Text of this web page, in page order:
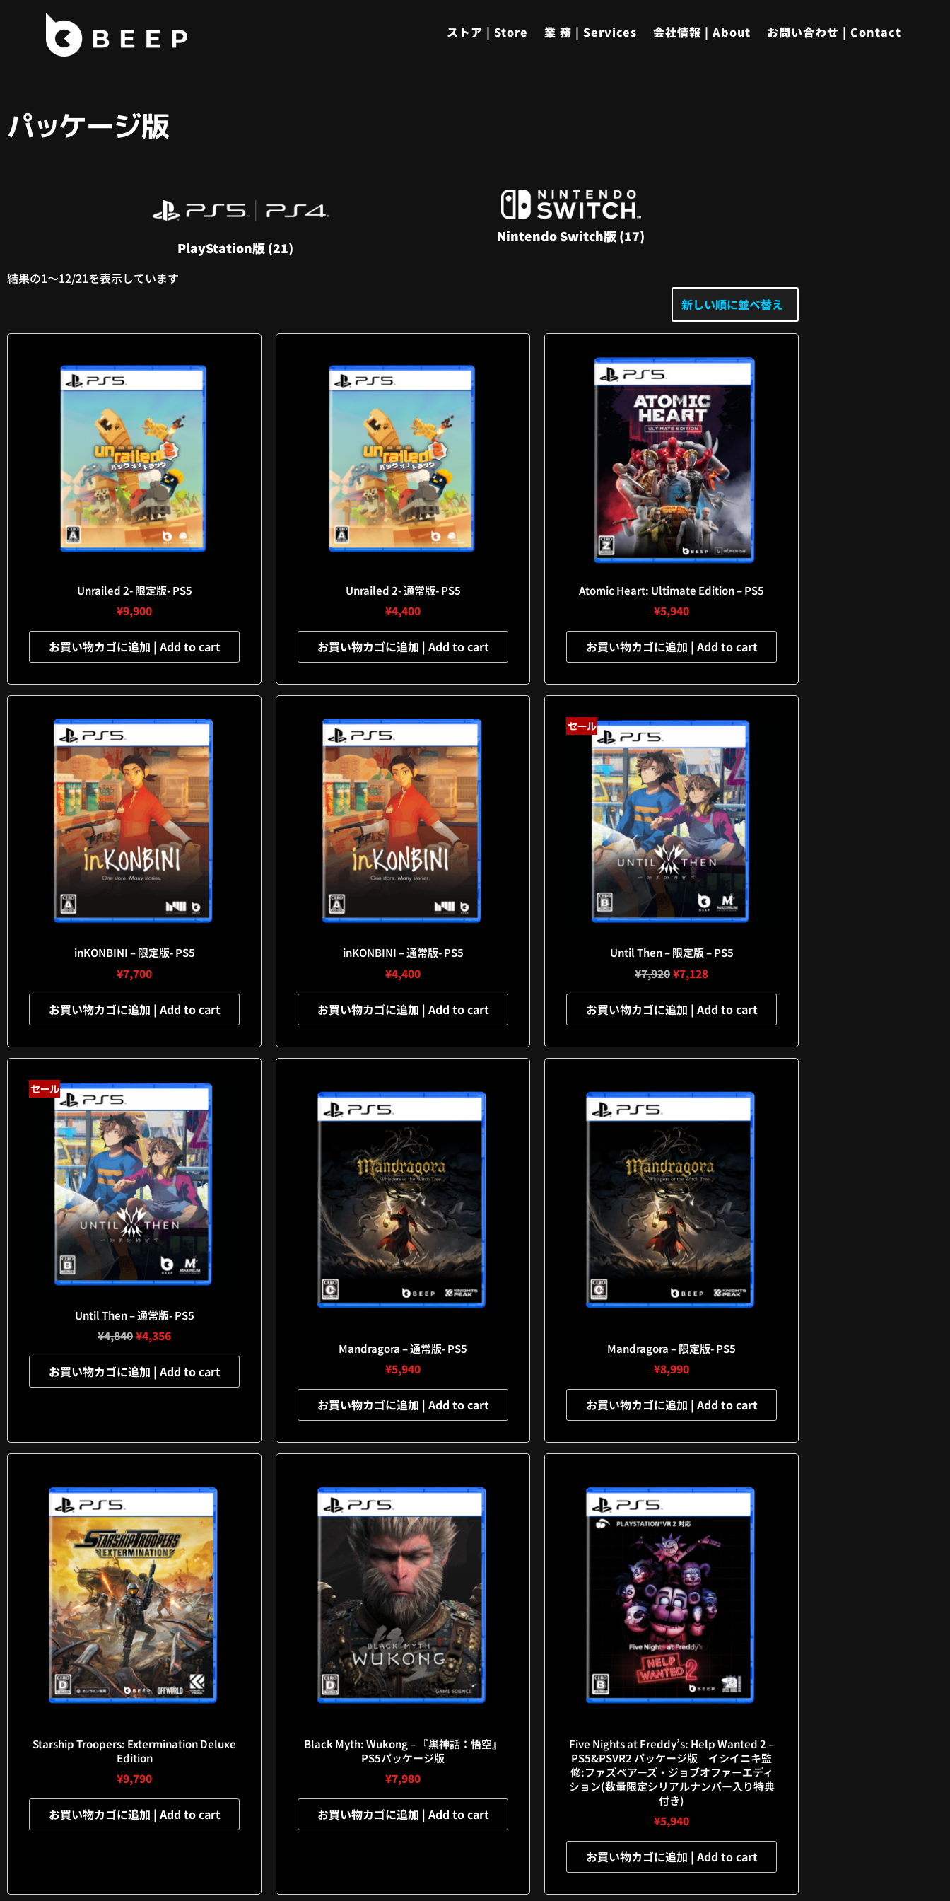
へ
ストア | Store 業 務 | Services 会社情報 | About お問い合わせ | Contact
パッケージ版
PlayStation版 (21)
Nintendo Switch版 (17)
結果の1～12/21を表示しています
Unrailed 2- 限定版- PS5
¥9,900
お買い物カゴに追加 | Add to cart
Unrailed 2- 通常版- PS5
¥4,400
お買い物カゴに追加 | Add to cart
Atomic Heart: Ultimate Edition – PS5
¥5,940
お買い物カゴに追加 | Add to cart
inKONBINI – 限定版- PS5
¥7,700
お買い物カゴに追加 | Add to cart
inKONBINI – 通常版- PS5
¥4,400
お買い物カゴに追加 | Add to cart
セール
Until Then – 限定版 – PS5
¥7,920¥7,128
お買い物カゴに追加 | Add to cart
セール
Until Then – 通常版- PS5
¥4,840¥4,356
お買い物カゴに追加 | Add to cart
Mandragora – 通常版- PS5
¥5,940
お買い物カゴに追加 | Add to cart
Mandragora – 限定版- PS5
¥8,990
お買い物カゴに追加 | Add to cart
Starship Troopers: Extermination Deluxe
Edition
¥9,790
お買い物カゴに追加 | Add to cart
Black Myth: Wukong – 『黒神話：悟空』
PS5パッケージ版
¥7,980
お買い物カゴに追加 | Add to cart
Five Nights at Freddy’s: Help Wanted 2 –
PS5&PSVR2 パッケージ版 イシイニキ監
修:ファズベアーズ・ジョブオファーエディ
ション(数量限定シリアルナンバー入り特典
付き)
¥5,940
お買い物カゴに追加 | Add to cart